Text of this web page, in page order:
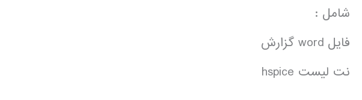
شامل :
فایل word گزارش
نت لیست hspice